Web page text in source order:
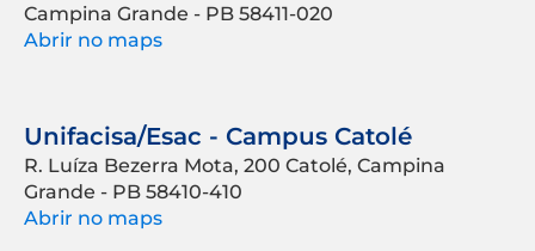
Campina Grande - PB 58411-020
Abrir no maps
Unifacisa/Esac - Campus Catolé
R. Luíza Bezerra Mota, 200 Catolé, Campina
Grande - PB 58410-410
Abrir no maps